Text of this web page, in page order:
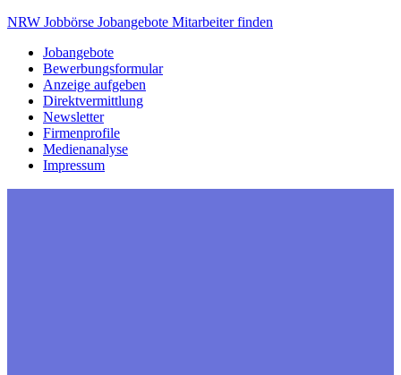
NRW Jobbörse Jobangebote Mitarbeiterfinden
Jobangebote
Bewerbungsformular
Anzeige aufgeben
Direktvermittlung
Newsletter
Firmenprofile
Medienanalyse
Impressum